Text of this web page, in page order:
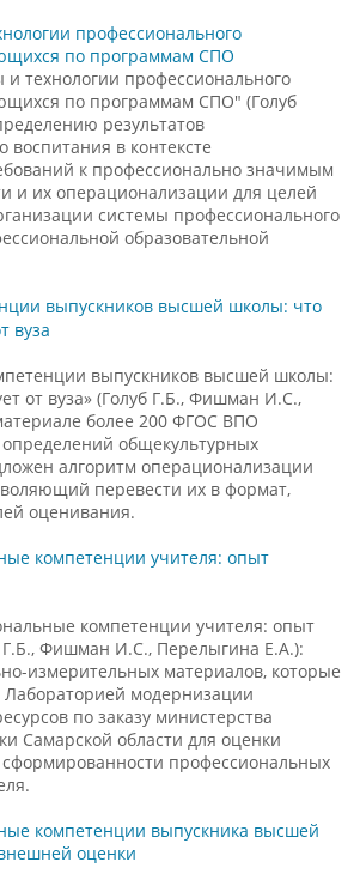
профессионального
по программам СПО
и технологии профессионального
по программам СПО" (Голуб
результатов
воспитания в контексте
к профессионально значимым
и их операционализации для целей
системы профессионального
образовательной
выпускников высшей школы: что
вуза
выпускников высшей школы:
от вуза» (Голуб Г.Б., Фишман И.С.,
более 200 ФГОС ВПО
общекультурных
алгоритм операционализации
перевести их в формат,
оценивания.
компетенции учителя: опыт
компетенции учителя: опыт
Г.Б., Фишман И.С., Перелыгина Е.А.):
измерительных материалов, которые
модернизации
по заказу министерства
Самарской области для оценки
профессиональных
компетенции выпускника высшей
оценки